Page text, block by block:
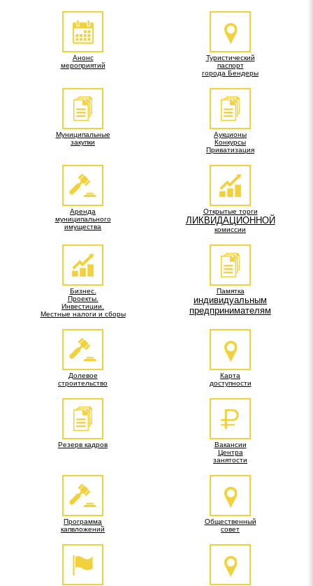
Анонс
мероприятий
Туристический
паспорт
города Бендеры
Муниципальные
закупки
Аукционы
Конкурсы
Приватизация
Аренда
муниципального
имущества
Открытые торги
ЛИКВИДАЦИОННОЙ
комиссии
Бизнес.
Проекты.
Инвестиции.
Местные налоги и сборы
Памятка
индивидуальным
предпринимателям
Долевое
строительство
Карта
доступности
Резерв кадров
Вакансии
Центра
занятости
Программа
капвложений
Общественный
совет